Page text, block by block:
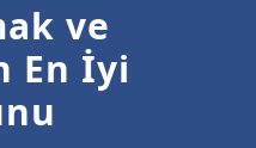
ve
En İyi